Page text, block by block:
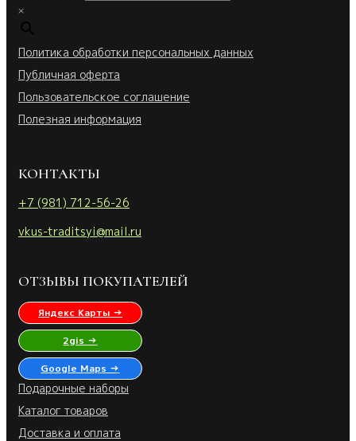
×
Политика обработки персональных данных
Публичная оферта
Пользовательское соглашение
Полезная информация
КОНТАКТЫ
+7 (981) 712-56-26
vkus-traditsyi@mail.ru
ОТЗЫВЫ ПОКУПАТЕЛЕЙ
Яндекс Карты →
2gis →
Google Maps →
Подарочные наборы
Каталог товаров
Доставка и оплата